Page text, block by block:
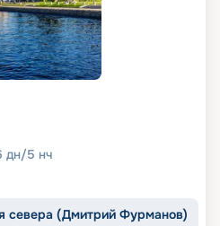
дн/5 нч
севера (Дмитрий Фурманов)